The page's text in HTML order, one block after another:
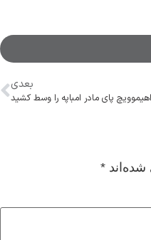
بعدی
پای مادر امباپه را وسط کشید
*